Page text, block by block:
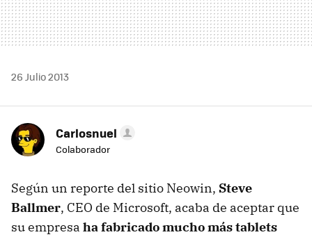
26 Julio 2013
Carlosnuel
Colaborador
Según un reporte del sitio Neowin, Steve
Ballmer, CEO de Microsoft, acaba de aceptar que
su empresa ha fabricado mucho más tablets